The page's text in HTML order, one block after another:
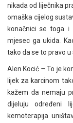
nikada od liječnika
omaška cijelog
konačnici se toga i
mjesec ga ukida.
tako da se to pravo
Alen Kocić – To je
lijek za karcinom
kažem da nemaju
dijeluju određeni
kemoterapija